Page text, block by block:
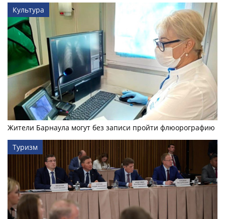
Культура
Жители Барнаула могут без записи пройти флюорографию
Туризм